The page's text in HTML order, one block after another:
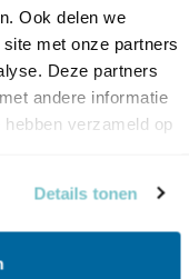
Ook delen we
met onze partners
Deze partners
andere informatie
verzameld op
Details tonen
Tel mee en maak